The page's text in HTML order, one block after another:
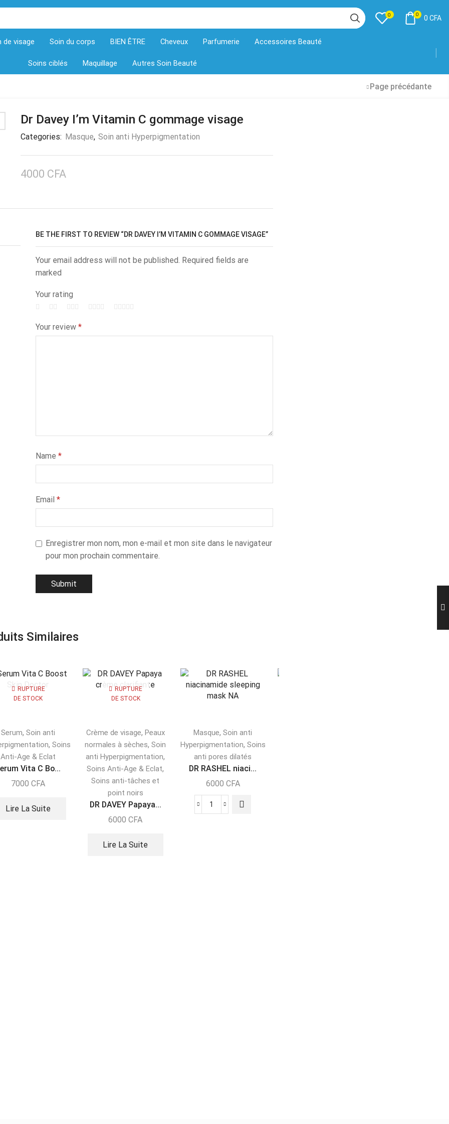
0 0 0 CFA
de visage Soin du corps BIEN ÊTRE Cheveux Parfumerie Accessoires Beauté
Soins ciblés Maquillage Autres Soin Beauté
Page précédante
Dr Davey I’m Vitamin C gommage visage
Categories: Masque, Soin anti Hyperpigmentation
4000 CFA
BE THE FIRST TO REVIEW “DR DAVEY I’M VITAMIN C GOMMAGE VISAGE”
Your email address will not be published. Required fields are
marked
Your rating
Your review *
Name *
Email *
Enregistrer mon nom, mon e-mail et mon site dans le navigateur
pour mon prochain commentaire.
Similaires
RUPTURE
DE STOCK
Serum, Soin anti
, Soins
Anti-Age & Eclat
Vita C Bo...
7000 CFA
Lire La Suite
RUPTURE
DE STOCK
Crème de visage, Peaux
normales à sèches,Soin
anti Hyperpigmentation,
Soins Anti-Age & Eclat,
Soins anti-tâches et
point noirs
DR DAVEY Papaya...
6000CFA
Lire La Suite
Masque,Soin anti
Hyperpigmentation, Soins
anti pores dilatés
DR RASHEL niaci...
6000 CFA